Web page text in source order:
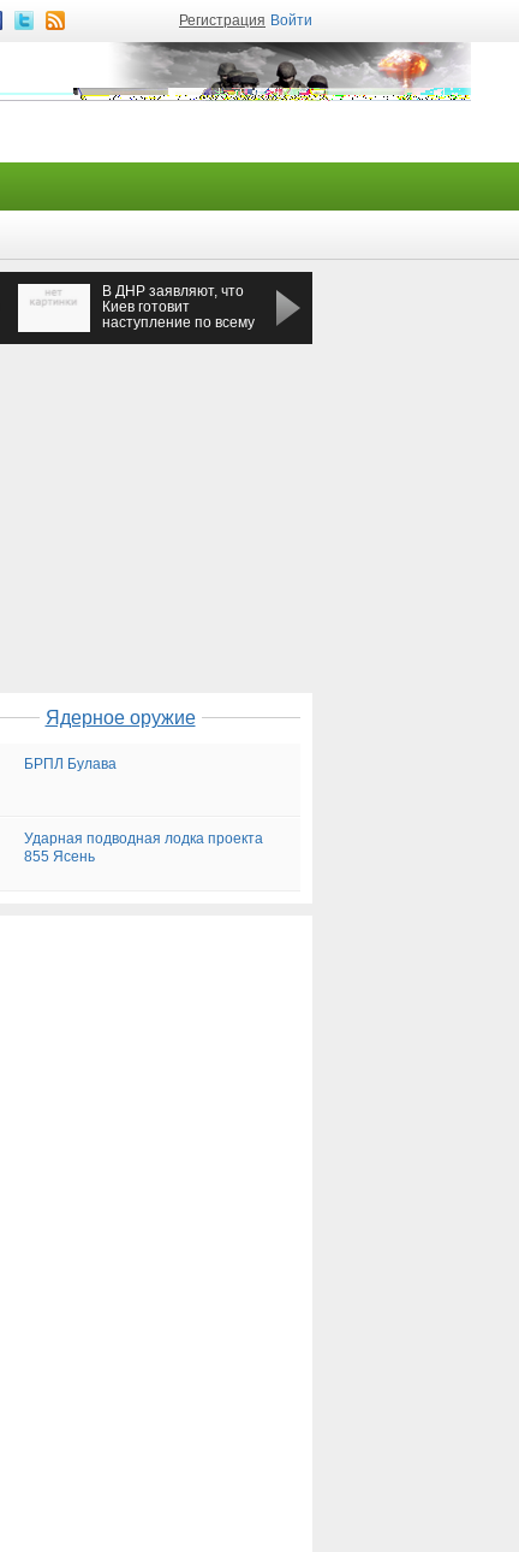
Регистрация Войти
В ДНР заявляют, что
Киев готовит
наступление по всему
Ядерное оружие
БРПЛ Булава
Ударная подводная лодка проекта
855 Ясень